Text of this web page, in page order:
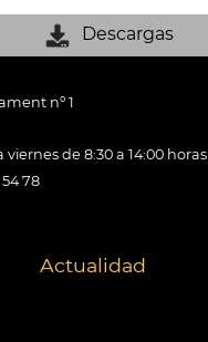
Descargas
nº 1
viernes de 8:30 a 14:00 horas
78
Actualidad